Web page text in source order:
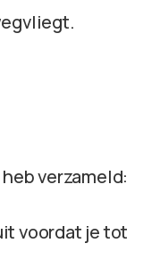
verzameld:
voordat je tot